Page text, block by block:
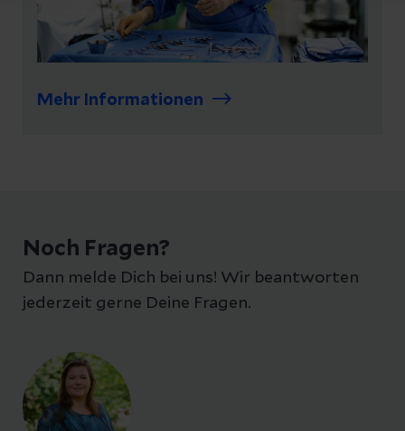
Mehr Informationen
Noch Fragen?
Dann melde Dich bei uns! Wir beantworten
jederzeit gerne Deine Fragen.